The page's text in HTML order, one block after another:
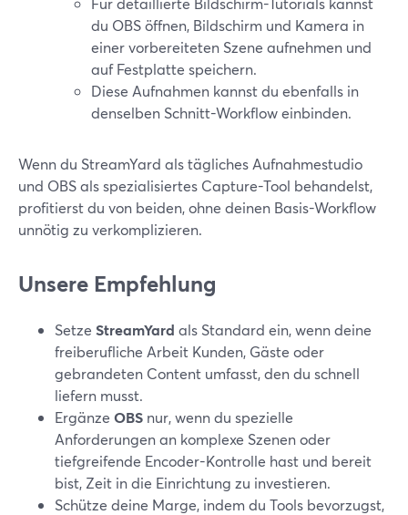
du OBS öffnen, Bildschirm und Kamera in
einer vorbereiteten Szene aufnehmen und
auf Festplatte speichern.
Diese Aufnahmen kannst du ebenfalls in
denselben Schnitt-Workflow einbinden.
Wenn du StreamYard als tägliches Aufnahmestudio
und OBS als spezialisiertes Capture-Tool behandelst,
profitierst du von beiden, ohne deinen Basis-Workflow
unnötig zu verkomplizieren.
Unsere Empfehlung
Setze StreamYard als Standard ein, wenn deine
freiberufliche Arbeit Kunden, Gäste oder
gebrandeten Content umfasst, den du schnell
liefern musst.
Ergänze OBS nur, wenn du spezielle
Anforderungen an komplexe Szenen oder
tiefgreifende Encoder-Kontrolle hast und bereit
bist, Zeit in die Einrichtung zu investieren.
Schütze deine Marge, indem du Tools bevorzugst,